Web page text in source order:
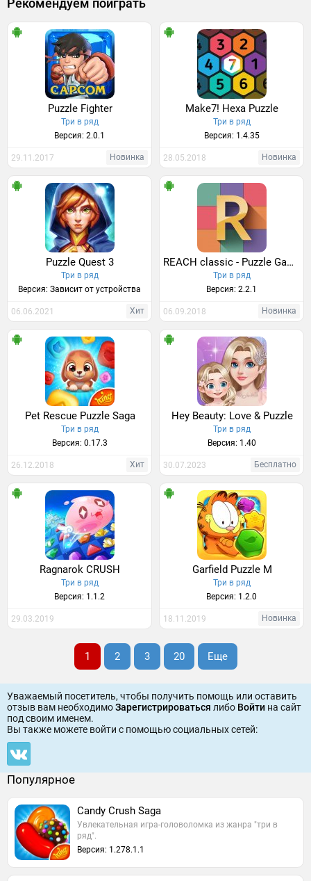
Рекомендуем поиграть
Puzzle Fighter
Три в ряд
Версия: 2.0.1
29.11.2017 Новинка
Make7! Hexa Puzzle
Три в ряд
Версия: 1.4.35
28.05.2018 Новинка
Puzzle Quest 3
Три в ряд
Версия: Зависит от устройства
06.06.2021 Хит
REACH classic - Puzzle Game - Match 3
Три в ряд
Версия: 2.2.1
06.09.2018 Новинка
Pet Rescue Puzzle Saga
Три в ряд
Версия: 0.17.3
26.12.2018 Хит
Hey Beauty: Love & Puzzle
Три в ряд
Версия: 1.40
30.07.2023 Бесплатно
Ragnarok CRUSH
Три в ряд
Версия: 1.1.2
29.03.2019
Garfield Puzzle M
Три в ряд
Версия: 1.2.0
18.11.2019 Новинка
1 2 3 20 Еще
Уважаемый посетитель, чтобы получить помощь или оставить
отзыв вам необходимоЗарегистрироваться либо Войти на сайт
под своим именем.
Вы также можете войти c помощью социальных сетей:
Популярное
Candy Crush Saga
Увлекательная игра-головоломка из жанра "три в
ряд".
Версия: 1.278.1.1